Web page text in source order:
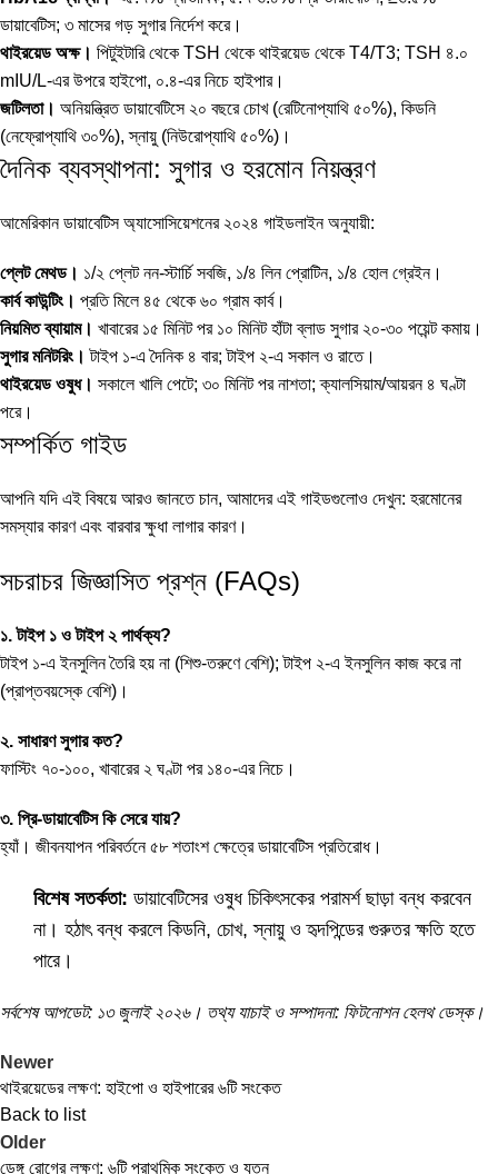
ডায়াবেটিস; ৩ মাসের গড় সুগার নির্দেশ করে।
থাইরয়েড অক্ষ। পিটুইটারি থেকে TSH থেকে থাইরয়েড থেকে T4/T3; TSH ৪.০
mIU/L-এর উপরে হাইপো, ০.৪-এর নিচে হাইপার।
জটিলতা। অনিয়ন্ত্রিত ডায়াবেটিসে ২০ বছরে চোখ (রেটিনোপ্যাথি ৫০%), কিডনি
(নেফ্রোপ্যাথি ৩০%), স্নায়ু (নিউরোপ্যাথি ৫০%)।
দৈনিক ব্যবস্থাপনা: সুগার ও হরমোন নিয়ন্ত্রণ
আমেরিকান ডায়াবেটিস অ্যাসোসিয়েশনের ২০২৪ গাইডলাইন অনুযায়ী:
প্লেট মেথড। ১/২ প্লেট নন-স্টার্চি সবজি, ১/৪ লিন প্রোটিন, ১/৪ হোল গ্রেইন।
কার্ব কাউন্টিং। প্রতি মিলে ৪৫ থেকে ৬০ গ্রাম কার্ব।
নিয়মিত ব্যায়াম। খাবারের ১৫ মিনিট পর ১০ মিনিট হাঁটা ব্লাড সুগার ২০-৩০ পয়েন্ট কমায়।
সুগার মনিটরিং। টাইপ ১-এ দৈনিক ৪ বার; টাইপ ২-এ সকাল ও রাতে।
থাইরয়েড ওষুধ। সকালে খালি পেটে; ৩০ মিনিট পর নাশতা; ক্যালসিয়াম/আয়রন ৪ ঘণ্টা
পরে।
সম্পর্কিত গাইড
আপনি যদি এই বিষয়ে আরও জানতে চান, আমাদের এই গাইডগুলোও দেখুন: হরমোনের
সমস্যার কারণএবং বারবার ক্ষুধা লাগার কারণ।
সচরাচর জিজ্ঞাসিত প্রশ্ন (FAQs)
১. টাইপ ১ ও টাইপ ২ পার্থক্য?
টাইপ ১-এ ইনসুলিন তৈরি হয় না (শিশু-তরুণে বেশি); টাইপ ২-এ ইনসুলিন কাজ করে না
(প্রাপ্তবয়স্কে বেশি)।
২. সাধারণ সুগার কত?
ফাস্টিং ৭০-১০০, খাবারের ২ ঘণ্টা পর ১৪০-এর নিচে।
৩. প্রি-ডায়াবেটিস কি সেরে যায়?
হ্যাঁ। জীবনযাপন পরিবর্তনে ৫৮ শতাংশ ক্ষেত্রে ডায়াবেটিস প্রতিরোধ।
বিশেষ সতর্কতা: ডায়াবেটিসের ওষুধ চিকিৎসকের পরামর্শ ছাড়া বন্ধ করবেন
না। হঠাৎ বন্ধ করলে কিডনি, চোখ, স্নায়ু ও হৃদপিন্ডের গুরুতর ক্ষতি হতে
পারে।
সর্বশেষ আপডেট: ১৩ জুলাই ২০২৬। তথ্য যাচাই ও সম্পাদনা: ফিটনোশন হেলথ ডেস্ক।
Newer
থাইরয়েডের লক্ষণ: হাইপো ও হাইপারের ৬টি সংকেত
Back to list
Older
ডেঙ্গু রোগের লক্ষণ: ৬টি প্রাথমিক সংকেত ও যত্ন